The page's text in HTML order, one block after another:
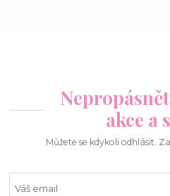
akce a
Můžete se kdykoli odhlásit.